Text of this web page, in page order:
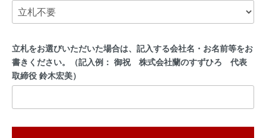
立札をお選びいただいた場合は、記入する会社名・お名前等をお
書きください。（記入例： 御祝 株式会社蘭のすずひろ 代表
取締役 鈴木宏美）